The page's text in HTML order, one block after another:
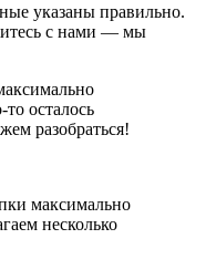
указаны правильно.
с нами — мы
осталось
разобраться!
максимально
несколько